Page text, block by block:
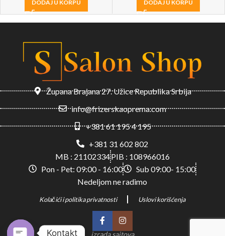
DODAJ U KORPU DODAJ U KORPU
Župana Brajana 27. Užice Republika Srbija
info@frizerskaoprema.com
+381 61 195 4 195
+381 31 602 802
MB : 21102334PIB : 108966016
Pon - Pet: 09:00 - 16:00
Sub 09:00- 15:00
Nedeljom ne radimo
Kolačići i politika privatnosti Uslovi korišćenja
izrada sajtova
Kontakt